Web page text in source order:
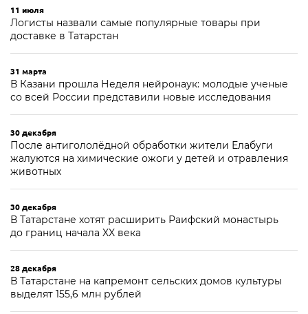
11 июля
Логисты назвали самые популярные товары при
доставке в Татарстан
31 марта
В Казани прошла Неделя нейронаук: молодые ученые
со всей России представили новые исследования
30 декабря
После антигололёдной обработки жители Елабуги
жалуются на химические ожоги у детей и отравления
животных
30 декабря
В Татарстане хотят расширить Раифский монастырь
до границ начала XX века
28 декабря
В Татарстане на капремонт сельских домов культуры
выделят 155,6 млн рублей